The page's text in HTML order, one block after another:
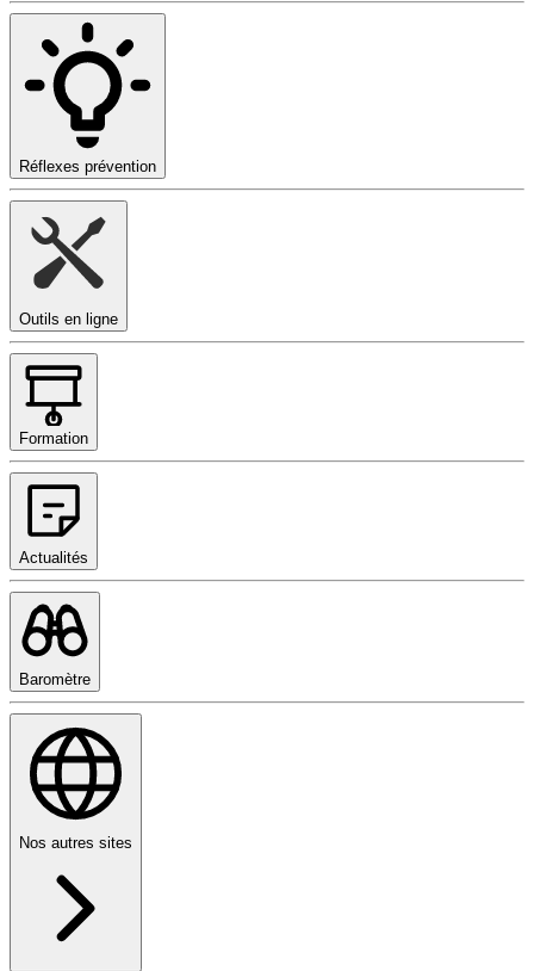
Réflexes prévention
Outils en ligne
Formation
Actualités
Baromètre
Nos autres sites